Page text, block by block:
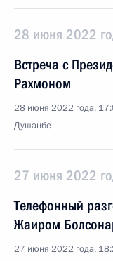
28 июня 2022
Встреча с
Рахмоном
28 июня 2022 года,
Душанбе
27 июня 2022
Телефонный
Жаиром
27 июня 2022 года,